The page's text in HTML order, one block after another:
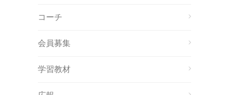
コーチ
会員募集
学習教材